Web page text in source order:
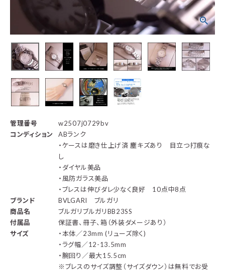
管理番号
w2507j0729bv
コンディション
ABランク
・ケースは磨き仕上げ済 塵キズあり 目立つ打痕な
し
・ダイヤル美品
・風防ガラス美品
・ブレスは伸びダレ少なく良好 10点中8点
ブランド
BVLGARI ブルガリ
商品名
ブルガリブルガリBB23SS
付属品
保証書、冊子、箱（外装ダメージあり）
サイズ
・本体／23mm (リューズ除く)
・ラグ幅／12-13.5mm
・腕回り／最大15.5cm
※ブレスのサイズ調整（サイズダウン）は無料でお受